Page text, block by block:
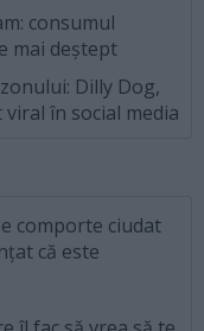
consumul
mai deștept
Dilly Dog,
în social media
comporte ciudat
că este